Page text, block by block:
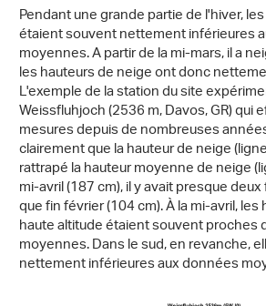
Pendant une grande partie de l'hiver,
étaient souvent nettement inférieures
moyennes. A partir de la mi-mars, il a
les hauteurs de neige ont donc
L'exemple de la station du site
Weissfluhjoch (2536 m, Davos, GR) qui
mesures depuis de nombreuses
clairement que la hauteur de neige
rattrapé la hauteur moyenne de neige
mi-avril (187 cm), il y avait presque
que fin février (104 cm). À la mi-avril,
haute altitude étaient souvent proches
moyennes. Dans le sud, en revanche,
nettement inférieures aux données